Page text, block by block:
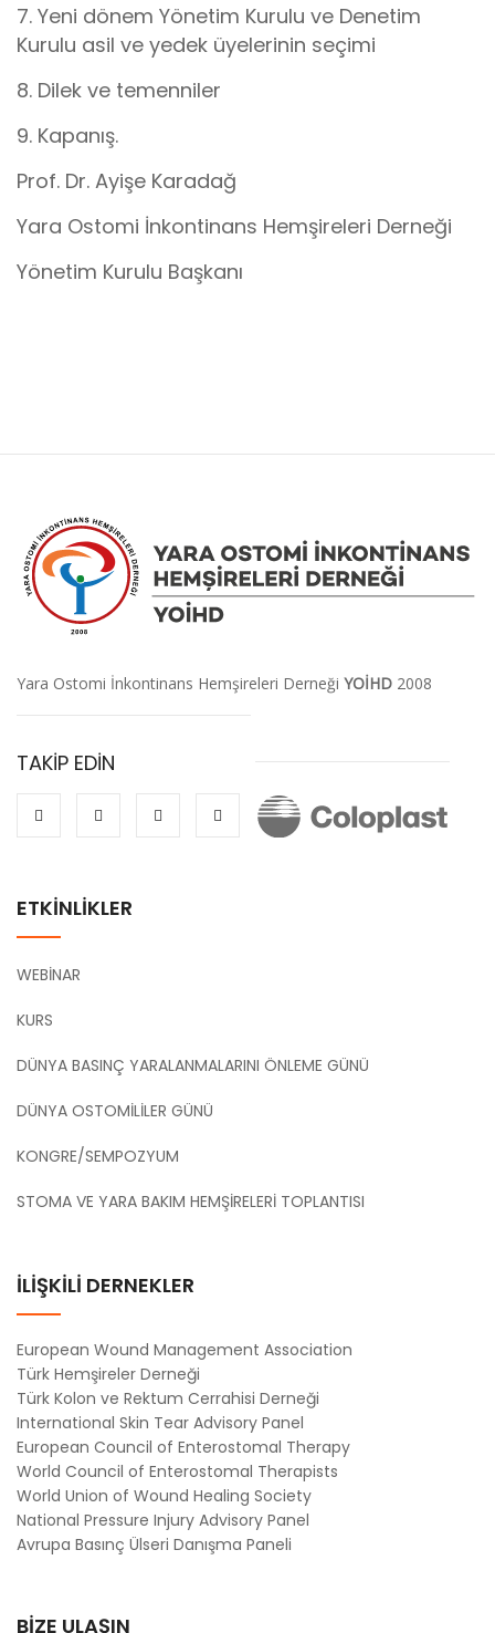
7. Yeni dönem Yönetim Kurulu ve Denetim
Kurulu asil ve yedek üyelerinin seçimi
8. Dilek ve temenniler
9. Kapanış.
Prof. Dr. Ayişe Karadağ
Yara Ostomi İnkontinans Hemşireleri Derneği
Yönetim Kurulu Başkanı
Yara Ostomi İnkontinans Hemşireleri Derneği YOİHD 2008
TAKİP EDİN
ETKİNLİKLER
WEBİNAR
KURS
DÜNYA BASINÇ YARALANMALARINI ÖNLEME GÜNÜ
DÜNYA OSTOMİLİLER GÜNÜ
KONGRE/SEMPOZYUM
STOMA VE YARA BAKIM HEMŞİRELERİ TOPLANTISI
İLİŞKİLİ DERNEKLER
European Wound Management Association
Türk Hemşireler Derneği
Türk Kolon ve Rektum Cerrahisi Derneği
International Skin Tear Advisory Panel
European Council of Enterostomal Therapy
World Council of Enterostomal Therapists
World Union of Wound Healing Society
National Pressure Injury Advisory Panel
Avrupa Basınç Ülseri Danışma Paneli
BİZE ULAŞIN